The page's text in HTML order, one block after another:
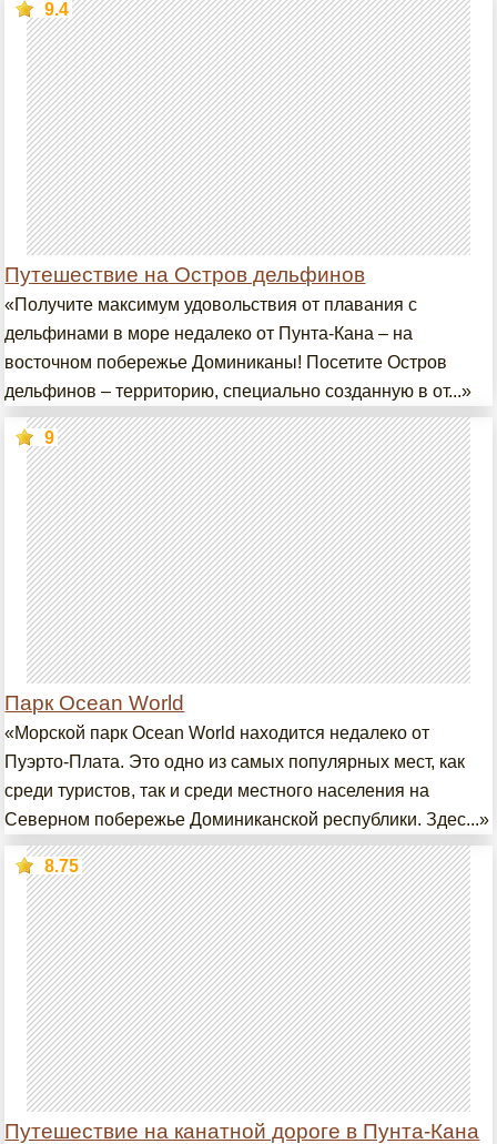
Путешествие на Остров дельфинов
9.4
«Получите максимум удовольствия от плавания с
дельфинами в море недалеко от Пунта-Кана – на
восточном побережье Доминиканы! Посетите Остров
дельфинов – территорию, специально созданную в от...»
Парк Ocean World
9
«Морской парк Ocean World находится недалеко от
Пуэрто-Плата. Это одно из самых популярных мест, как
среди туристов, так и среди местного населения на
Северном побережье Доминиканской республики. Здес...»
Путешествие на канатной дороге в Пунта-Кана
8.75